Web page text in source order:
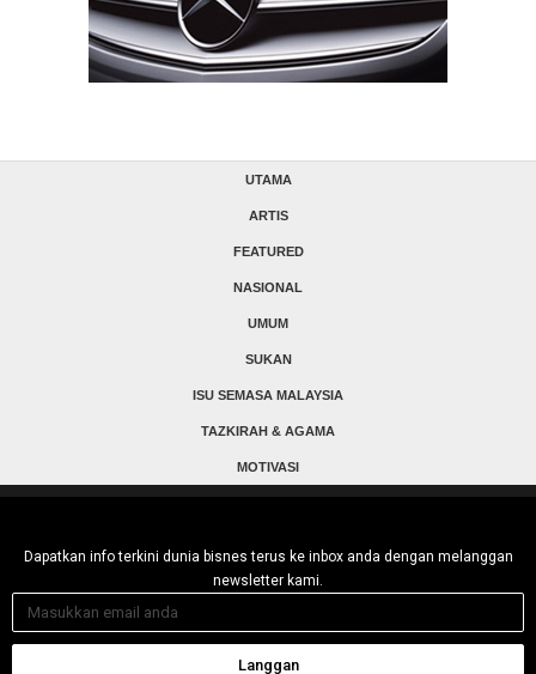
UTAMA
ARTIS
FEATURED
NASIONAL
UMUM
SUKAN
ISU SEMASA MALAYSIA
TAZKIRAH & AGAMA
MOTIVASI
Dapatkan info terkini dunia bisnes terus ke inbox anda dengan melanggan
newsletter kami.
Langgan